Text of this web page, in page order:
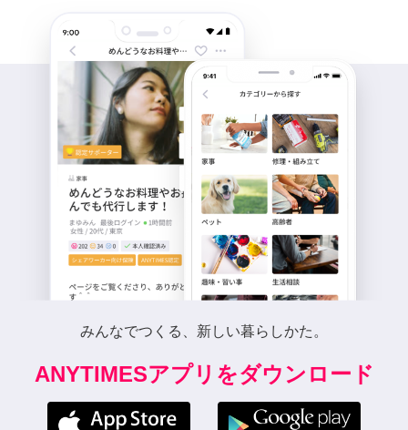
みんなでつくる、新しい暮らしかた。
ANYTIMESアプリをダウンロード